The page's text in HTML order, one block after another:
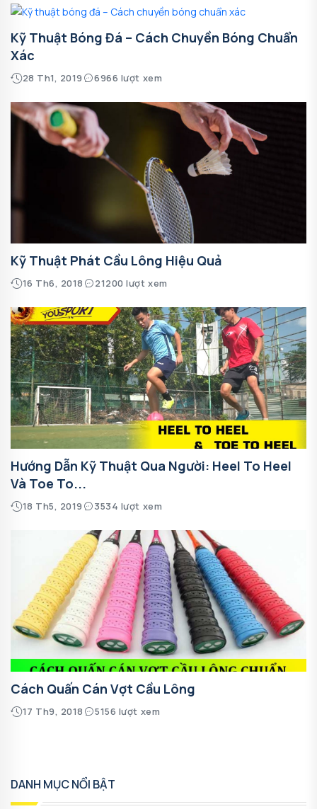
Kỹ Thuật Bóng Đá – Cách Chuyền Bóng Chuẩn
Xác
28 Th1, 2019 6966 lượt xem
Kỹ Thuật Phát Cầu Lông Hiệu Quả
16 Th6, 2018 21200 lượt xem
Hướng Dẫn Kỹ Thuật Qua Người: Heel To Heel
Và Toe To...
18 Th5, 2019 3534 lượt xem
Cách Quấn Cán Vợt Cầu Lông
17 Th9, 2018 5156 lượt xem
DANH MỤC NỔI BẬT